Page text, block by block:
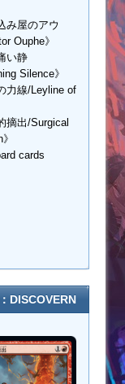
み屋のアウ
Ouphe》
い静
Silence》
力線/Leyline of
摘出/Surgical
cards
DISCOVERN